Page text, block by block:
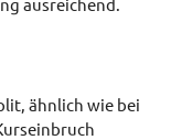
ähnlich wie bei